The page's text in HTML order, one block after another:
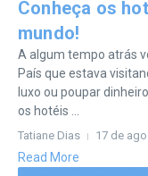
Conheça os
mundo!
A algum tempo atrás
País que estava
luxo ou poupar
os hotéis ...
Tatiane Dias 17 de
Read More